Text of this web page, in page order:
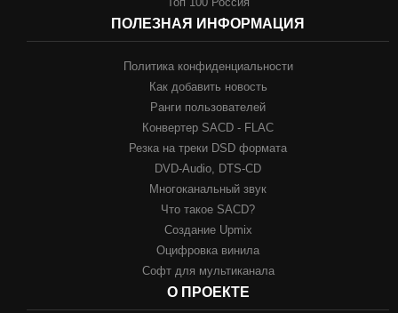
ПОЛЕЗНАЯ ИНФОРМАЦИЯ
Политика конфиденциальности
Как добавить новость
Ранги пользователей
Конвертер SACD - FLAC
Резка на треки DSD формата
DVD-Audio, DTS-CD
Многоканальный звук
Что такое SACD?
Создание Upmix
Оцифровка винила
Софт для мультиканала
О ПРОЕКТЕ